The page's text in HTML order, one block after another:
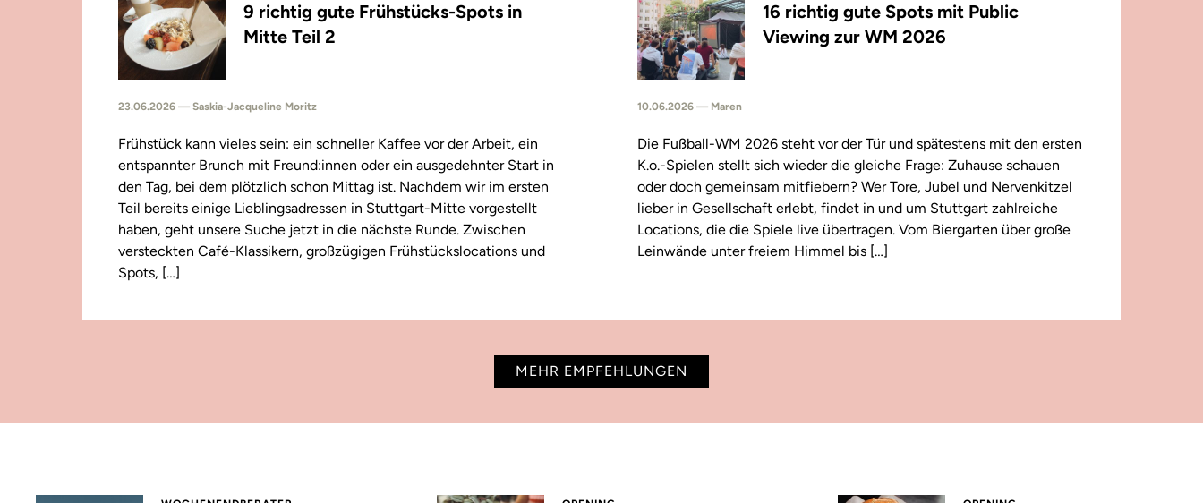
9 richtig gute Frühstücks-Spots in
Mitte Teil 2
23.06.2026 — Saskia-Jacqueline Moritz
Frühstück kann vieles sein: ein schneller Kaffee vor der Arbeit, ein
entspannter Brunch mit Freund:innen oder ein ausgedehnter Start in
den Tag, bei dem plötzlich schon Mittag ist. Nachdem wir im ersten
Teil bereits einige Lieblingsadressen in Stuttgart-Mitte vorgestellt
haben, geht unsere Suche jetzt in die nächste Runde. Zwischen
versteckten Café-Klassikern, großzügigen Frühstückslocations und
Spots, […]
16 richtig gute Spots mit Public
Viewing zur WM 2026
10.06.2026 — Maren
Die Fußball-WM 2026 steht vor der Tür und spätestens mit den ersten
K.o.-Spielen stellt sich wieder die gleiche Frage: Zuhause schauen
oder doch gemeinsam mitfiebern? Wer Tore, Jubel und Nervenkitzel
lieber in Gesellschaft erlebt, findet in und um Stuttgart zahlreiche
Locations, die die Spiele live übertragen. Vom Biergarten über große
Leinwände unter freiem Himmel bis […]
MEHR EMPFEHLUNGEN